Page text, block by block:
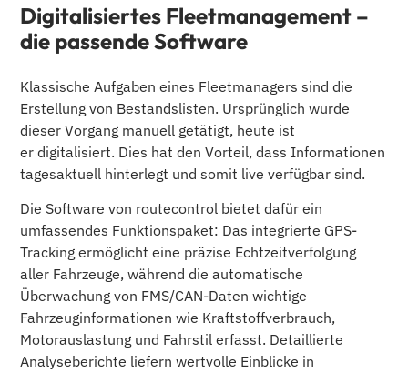
Digitalisiertes Fleetmanagement –
die passende Software
Klassische Aufgaben eines Fleetmanagers sind die
Erstellung von Bestandslisten. Ursprünglich wurde
dieser Vorgang manuell getätigt, heute ist
er digitalisiert. Dies hat den Vorteil, dass Informationen
tagesaktuell hinterlegt und somit live verfügbar sind.
Die Software von routecontrol bietet dafür ein
umfassendes Funktionspaket: Das integrierte GPS-
Tracking ermöglicht eine präzise Echtzeitverfolgung
aller Fahrzeuge, während die automatische
Überwachung von FMS/CAN-Daten wichtige
Fahrzeuginformationen wie Kraftstoffverbrauch,
Motorauslastung und Fahrstil erfasst. Detaillierte
Analyseberichte liefern wertvolle Einblicke in